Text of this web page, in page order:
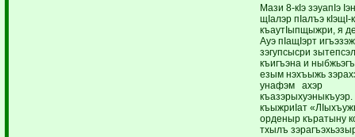
Мази 8-кIэ зэуапIэ
щIалэр пIалъэ кIэщI-
къаутIыпщыжри, я
Ауэ пIащIэрт
зэгупсысри
къигъэна и
езым нэхъыжь
унафэм ахэр
къыжриIат
орденыр къратыну
тхылъ